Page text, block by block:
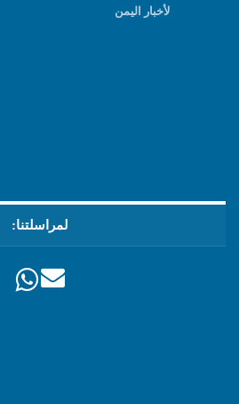
لأخبار اليمن
لمراسلتنا: